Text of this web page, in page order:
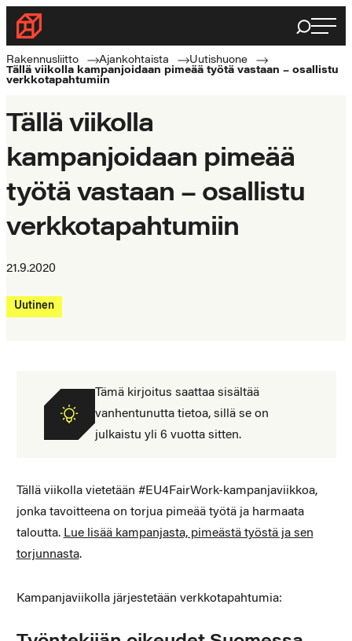
Siirry
suoraan
sisältöön
Rakennusliitto
Rakennusalan
ammattilaisten
Haku
Rakennusliitto Ajankohtaista
Uutishuone
Tällä viikolla kampanjoidaan pimeää työtä vastaan – osallistu
verkkotapahtumiin
Tällä viikolla
kampanjoidaan pimeää
työtä vastaan – osallistu
verkkotapahtumiin
21.9.2020
Uutinen
Tämä kirjoitus saattaa sisältää
vanhentunutta tietoa, sillä se on
julkaistu yli 6 vuotta sitten.
Tällä viikolla vietetään #EU4FairWork-kampanjaviikkoa,
jonka tavoitteena on torjua pimeää työtä ja harmaata
taloutta. Lue lisää kampanjasta, pimeästä työstä ja sen
torjunnasta.
Kampanjaviikolla järjestetään verkkotapahtumia: